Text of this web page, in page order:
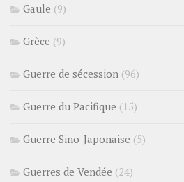
Gaule (9)
Grèce (9)
Guerre de sécession (96)
Guerre du Pacifique (15)
Guerre Sino-Japonaise (5)
Guerres de Vendée (24)